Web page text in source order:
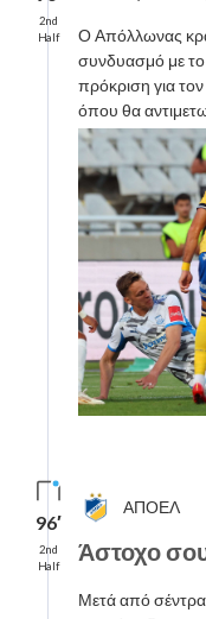
2nd
Half
Ο Απόλλωνας
συνδυασμό με
πρόκριση για
όπου θα
96′
2nd
Half
ΑΠΟΕΛ
Άστοχο
Μετά από